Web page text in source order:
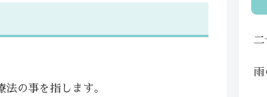
の事を指します。
二
雨